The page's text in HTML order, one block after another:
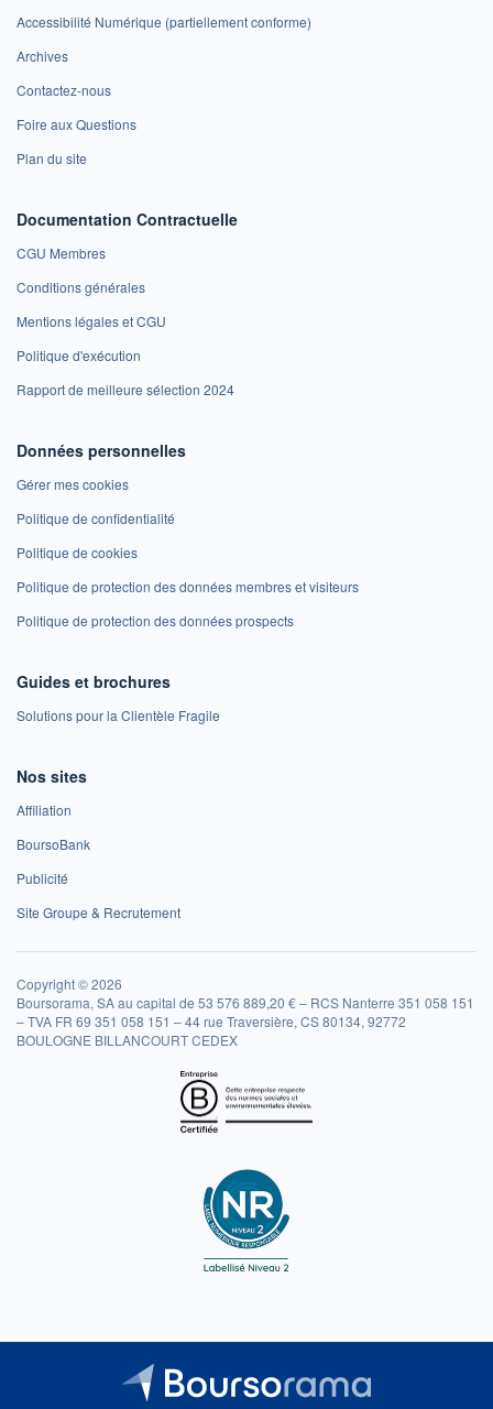
Accessibilité Numérique (partiellement conforme)
Archives
Contactez-nous
Foire aux Questions
Plan du site
Documentation Contractuelle
CGU Membres
Conditions générales
Mentions légales et CGU
Politique d'exécution
Rapport de meilleure sélection 2024
Données personnelles
Gérer mes cookies
Politique de confidentialité
Politique de cookies
Politique de protection des données membres et visiteurs
Politique de protection des données prospects
Guides et brochures
Solutions pour la Clientèle Fragile
Nos sites
Affiliation
BoursoBank
Publicité
Site Groupe & Recrutement
Copyright © 2026
Boursorama, SA au capital de 53 576 889,20 € – RCS Nanterre 351 058 151
– TVA FR 69 351 058 151 – 44 rue Traversière, CS 80134, 92772
BOULOGNE BILLANCOURT CEDEX